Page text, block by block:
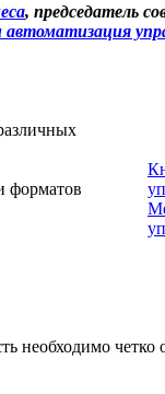
, председатель
форматов
необходимо четко